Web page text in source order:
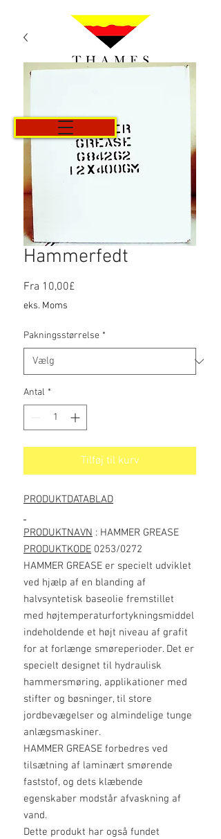
Kurv
Hammerfedt
Fra 10,00£
eks. Moms
Pakningsstørrelse *
Antal *
Tilføj til kurv
PRODUKTDATABLAD
PRODUKTNAVN : HAMMER GREASE
PRODUKTKODE 0253/0272
HAMMER GREASE er specielt udviklet
ved hjælp af en blanding af
halvsyntetisk baseolie fremstillet
med højtemperaturfortykningsmiddel
indeholdende et højt niveau af grafit
for at forlænge smøreperioder. Det er
specielt designet til hydraulisk
hammersmøring, applikationer med
stifter og bøsninger, til store
jordbevægelser og almindelige tunge
anlægsmaskiner.
HAMMER GREASE forbedres ved
tilsætning af laminært smørende
faststof, og dets klæbende
egenskaber modstår afvaskning af
vand.
Dette produkt har også fundet